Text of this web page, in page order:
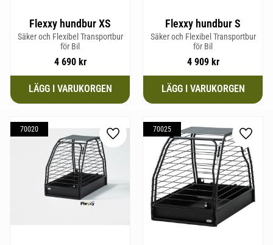
Flexxy hundbur XS
Säker och Flexibel Transportbur
för Bil
4 690kr
Flexxy hundbur S
Säker och Flexibel Transportbur
för Bil
4 909kr
70020
Lägg till i favoriter
70025
Lägg